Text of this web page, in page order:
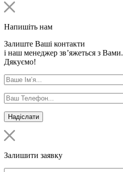
Напишіть нам
Залиште Ваші контакти
і наш менеджер зв’яжеться з Вами.
Дякуємо!
Залишити заявку